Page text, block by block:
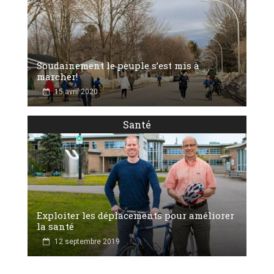
Soudainement le peuple s’est mis à
marcher!
15 avril 2020
Santé
Exploiter les déplacements pour améliorer
la santé
12 septembre 2019